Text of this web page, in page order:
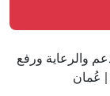
والرعاية ورفع